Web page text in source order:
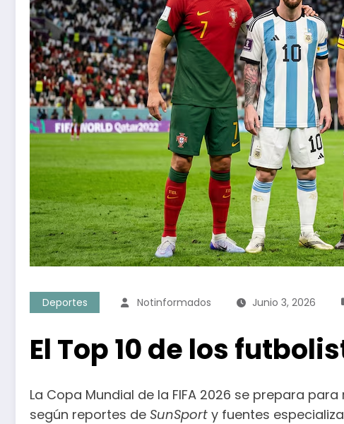
Deportes Notinformados Junio 3, 2026
El Top 10 de los
La Copa Mundial de la FIFA 2026 se prepara para
según reportes de SunSport y fuentes